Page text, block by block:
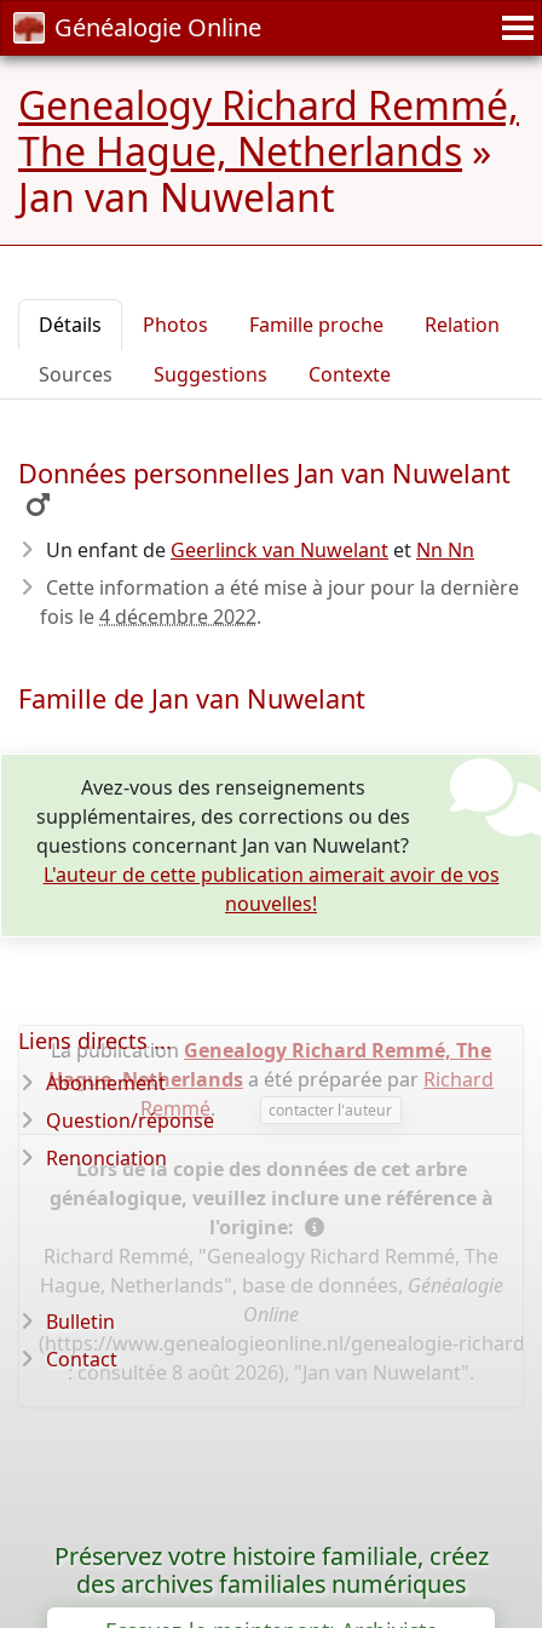
Généalogie Online
Genealogy Richard Remmé,
The Hague, Netherlands »
Jan van Nuwelant
Détails Photos Famille proche
Relation
Sources
Suggestions Contexte
Données personnelles Jan van Nuwelant
Un enfant de Geerlinck van Nuwelant et Nn Nn
Cette information a été mise à jour pour la dernière
fois le4 décembre 2022.
Famille de Jan van Nuwelant
Avez-vous des renseignements
supplémentaires, des corrections ou des
questions concernant Jan van Nuwelant?
L'auteur de cette publication aimerait avoir de vos
nouvelles!
La publication Genealogy Richard Remmé, The
Hague, Netherlands a été préparée par Richard
Remmé. contacter l'auteur
Lors de la copie des données de cet arbre
généalogique, veuillez inclure une référence à
l'origine:
Richard Remmé, "Genealogy Richard Remmé, The
Hague, Netherlands", base de données, Généalogie
Online
(https://www.genealogieonline.nl/genealogie-richard-
: consultée 8 août 2026), "Jan van Nuwelant".
Liens directs ...
Abonnement
Question/réponse
Renonciation
Bulletin
Contact
Préservez votre histoire familiale, créez
des archives familiales numériques